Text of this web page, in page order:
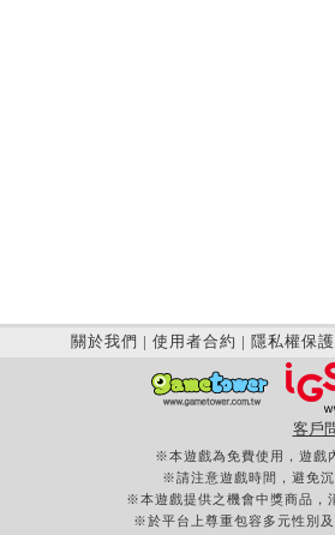
關於我們 | 使用者合約 | 隱私權保護
客戶
※本遊戲為免費使用，遊戲
※請注意遊戲時間，避免
※本遊戲提供之機會中獎商品，
※於平台上尊重包容多元性別